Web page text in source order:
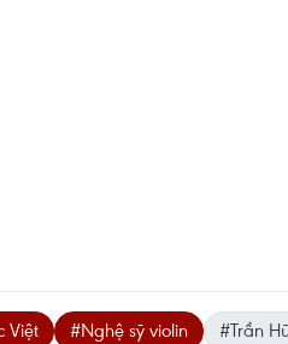
Việt #Nghệ sỹ violin #Trần